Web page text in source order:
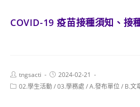
COVID-19 疫苗接種須知、接
Post
author:
tngsacti
Post
published:
2024-02-21
Post02.學生活動/03.學務處 /A.發布單位/ B.文